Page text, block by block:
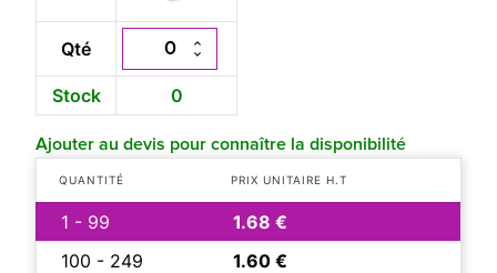
Qté
Stock 0
Ajouter au devis pour connaître la disponibilité
QUANTITÉ PRIX UNITAIRE H.T
1 - 99
1.68 €
100 - 249
1.60 €